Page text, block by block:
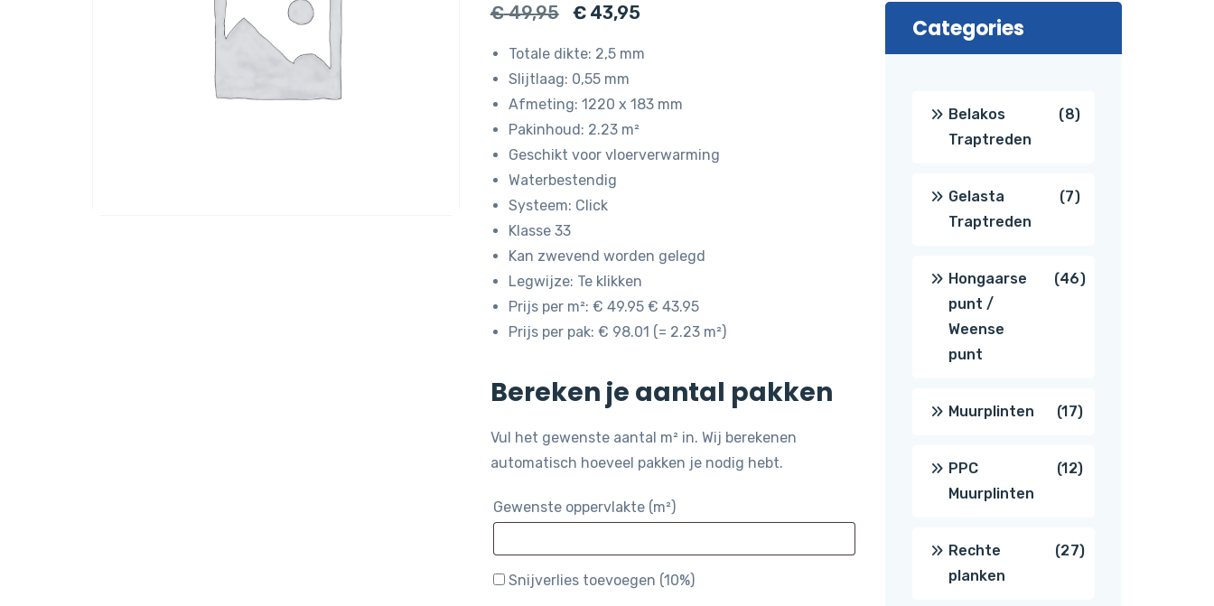
€49,95
Oorspronkelijke
was:
€ 49,95.
€43,95Huidige
€ 43,95.
Totale dikte: 2,5 mm
Slijtlaag: 0,55 mm
Afmeting: 1220 x 183 mm
Pakinhoud: 2.23 m²
Geschikt voor vloerverwarming
Waterbestendig
Systeem: Click
Klasse 33
Kan zwevend worden gelegd
Legwijze: Te klikken
Prijs per m²: € 49.95 € 43.95
Prijs per pak: € 98.01 (= 2.23 m²)
Bereken je aantal pakken
Vul het gewenste aantal m² in. Wij berekenen
automatisch hoeveel pakken je nodig hebt.
Gewenste oppervlakte (m²)
Snijverlies toevoegen (10%)
Categories
Belakos
Traptreden
88
Gelasta
Traptreden
77
Hongaarse
punt /
Weense
punt
4646
Muurplinten 1717
producten
PPC
Muurplinten
1212
Rechte
planken
2727